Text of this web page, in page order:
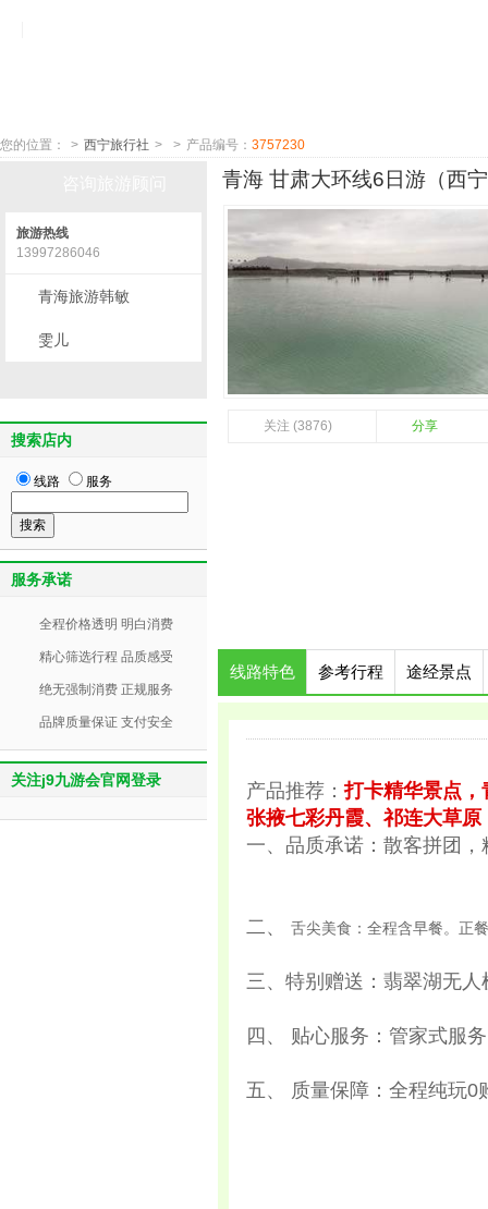
您的位置： > 西宁旅行社 > > 产品编号： 3757230
青海 甘肃大环线6日游（西
关注 (3876) 分享
线路特色 参考行程 途经景点
产品推荐：打卡精华景点
张掖七彩丹霞、祁连大草原
一、品质承诺：散客拼团
二、 舌尖美食：全程含早餐。正
三、特别赠送：翡翠湖无
四、 贴心服务：管家式服
五、 质量保障：全程纯玩0
旅游热线
13997286046
青海旅游韩敏
雯儿
搜索店内
线路 服务
服务承诺
全程价格透明 明白消费
精心筛选行程 品质感受
绝无强制消费 正规服务
品牌质量保证 支付安全
关注j9九游会官网登录